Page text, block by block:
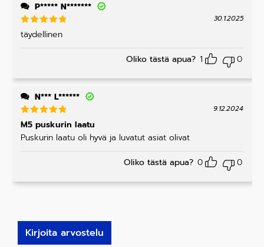
P***** N*******
Arvostelu
tuotteesta
:5/ 5
30.1.2025
täydellinen
Oliko tästä apua? 1 0
N*** L******
Arvostelu
tuotteesta
:5/ 5
9.12.2024
M5 puskurin laatu
Puskurin laatu oli hyvä ja luvatut asiat olivat
Oliko tästä apua? 0 0
Kirjoita arvostelu